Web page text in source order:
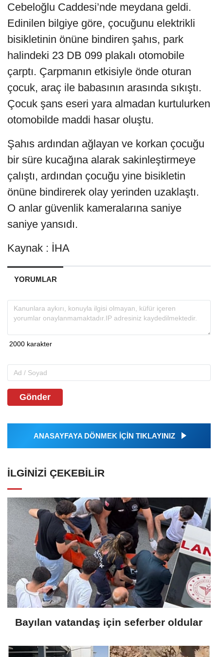
Cebeloğlu Caddesi’nde meydana geldi.
Edinilen bilgiye göre, çocuğunu elektrikli
bisikletinin önüne bindiren şahıs, park
halindeki 23 DB 099 plakalı otomobile
çarptı. Çarpmanın etkisiyle önde oturan
çocuk, araç ile babasının arasında sıkıştı.
Çocuk şans eseri yara almadan kurtulurken
otomobilde maddi hasar oluştu.
Şahıs ardından ağlayan ve korkan çocuğu
bir süre kucağına alarak sakinleştirmeye
çalıştı, ardından çocuğu yine bisikletin
önüne bindirerek olay yerinden uzaklaştı.
O anlar güvenlik kameralarına saniye
saniye yansıdı.
Kaynak : İHA
YORUMLAR
Gönder
ANASAYFAYA DÖNMEK İÇİN TIKLAYINIZ
İLGINIZI ÇEKEBILIR
Bayılan vatandaş için seferber oldular